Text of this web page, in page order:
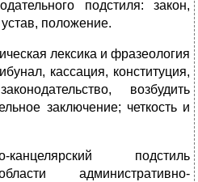
подстиля: закон,
устав, положение.
лексика и фразеология
кассация, конституция,
возбудить
заключение; четкость и
подстиль
административно-